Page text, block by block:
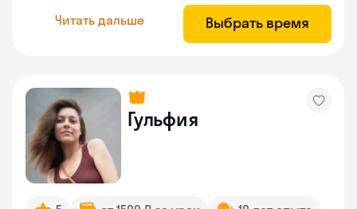
Читать дальше Выбрать время
Гульфия